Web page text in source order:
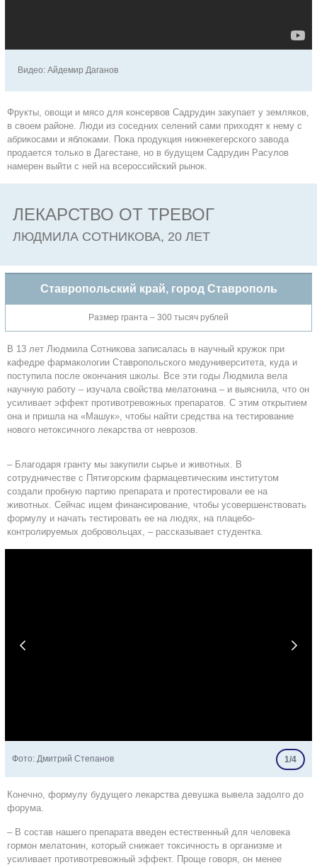
Видео: Айдемир Даганов
Фрукты, овощи и мясо для консервов Садрудин закупает у земляков,
в своем районе. Люди из соседних селений сами приходят к нему с
абрикосами и яблоками. Пока продукция нижнекегерского завода
продается только в Дагестане, но в будущем Садрудин Расулов
намерен выйти с ней на всероссийский рынок.
ЛЕКАРСТВО ОТ ТРЕВОГ
ЛЮДМИЛА СОТНИКОВА, 20 ЛЕТ
Ставропольский край, город Ставрополь
Размер гранта – 300 тысяч рублей
В 13 лет Людмила Сотникова записалась в научный кружок при
кафедре фармакологии Ставропольского медуниверситета, куда и
поступила после окончания школы. Все эти годы Людмила вела
научную работу – изучала свойства мелатонина – и выяснила, что он
усиливает эффект противотревожных препаратов. С этим открытием
она и пришла на «Машук», чтобы найти средства на тестирование
нового нетоксичного лекарства от неврозов.
– Благодаря гранту мы закупили сырье и животных. В
сотрудничестве с Пятигорским фармацевтическим институтом
создали пробную партию препарата и протестировали ее на
животных. Сейчас ищем финансирование, чтобы усовершенствовать
формулу и начать тестировать ее на людях, на плацебо-
контролируемых добровольцах, – рассказывает студентка.
 
Фото: Дмитрий Степанов 1/4
Конечно, формулу будущего лекарства девушка вывела задолго до
форума.
– В состав нашего препарата введен естественный для человека
гормон мелатонин, который снижает токсичность в организме и
усиливает противотревожный эффект. Проще говоря, он менее